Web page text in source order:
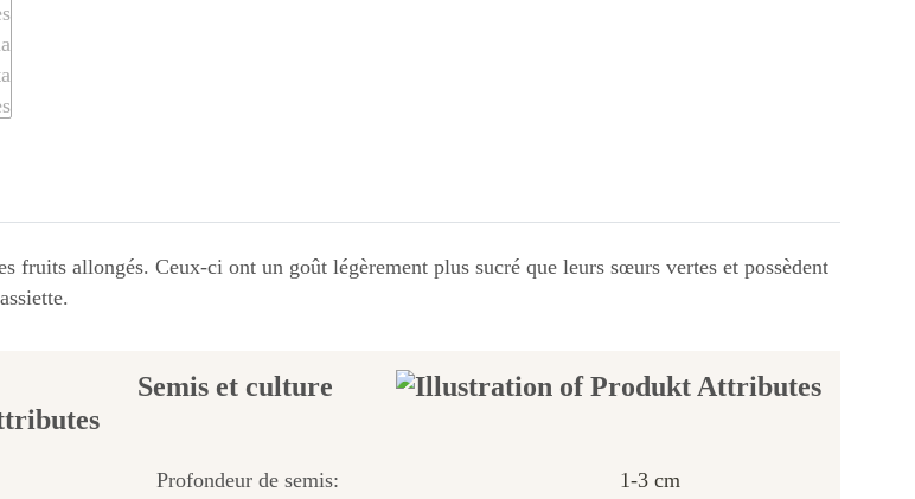
fruits allongés. Ceux-ci ont un goût légèrement plus sucré que leurs sœurs vertes et possèdent
Semis et culture
Profondeur de semis: 1-3 cm